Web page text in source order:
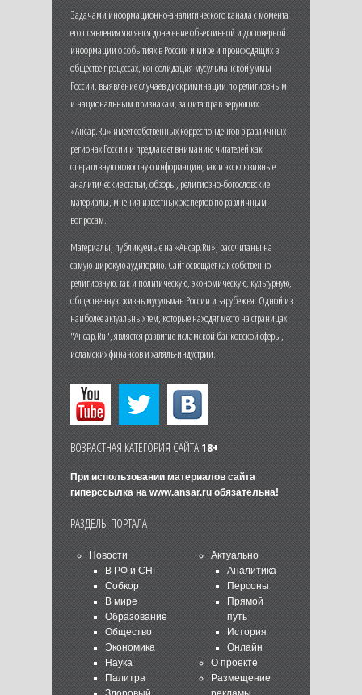
Задачами информационно-аналитического канала с момента
его появления является донесение объективной и достоверной
информации о событиях в России и мире и происходящих в
обществе процессах, консолидация мусульманской уммы
России, выявление случаев дискриминации по религиозным
и национальным признакам, защита прав верующих.
«Ансар.Ru» имеет собственных корреспондентов в различных
регионах России и предлагает вниманию читателей как
оперативную новостную информацию, так и эксклюзивные
аналитические статьи, обзоры, религиозно-богословские
материалы, мнения известных экспертов по различным
вопросам.
Материалы, публикуемые на «Ансар.Ru», рассчитаны на
самую широкую аудиторию. Сайт освещает как собственно
религиозную, так и политическую, экономическую, культурную,
общественную жизнь мусульман России и зарубежья. Одной из
наиболее актуальных тем, которые находят место на страницах
"Ансар.Ru", является развитие исламской банковской сферы,
исламских финансов и халяль-индустрии.
ВОЗРАСТНАЯ КАТЕГОРИЯ САЙТА18+
При использовании материалов сайта
гиперссылка на www.ansar.ruобязательна!
РАЗДЕЛЫ ПОРТАЛА
Новости
В РФ и СНГ
Собкор
В мире
Образование
Общество
Экономика
Наука
Палитра
Актуально
Аналитика
Персоны
Прямой
путь
История
Онлайн
О проекте
Размещение